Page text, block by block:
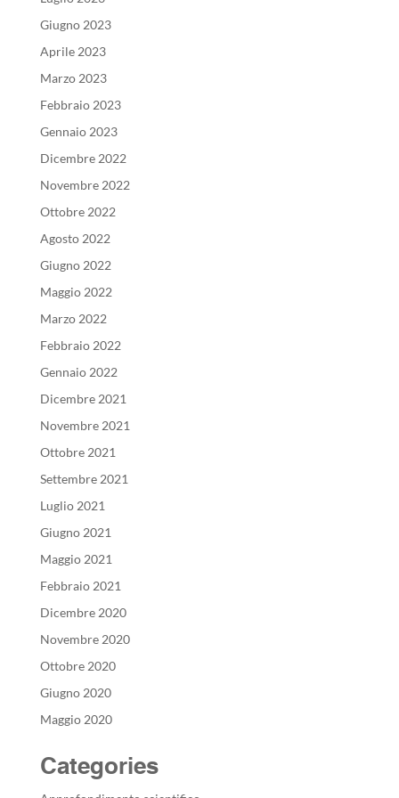
Giugno 2023
Aprile 2023
Marzo 2023
Febbraio 2023
Gennaio 2023
Dicembre 2022
Novembre 2022
Ottobre 2022
Agosto 2022
Giugno 2022
Maggio 2022
Marzo 2022
Febbraio 2022
Gennaio 2022
Dicembre 2021
Novembre 2021
Ottobre 2021
Settembre 2021
Luglio 2021
Giugno 2021
Maggio 2021
Febbraio 2021
Dicembre 2020
Novembre 2020
Ottobre 2020
Giugno 2020
Maggio 2020
Categories